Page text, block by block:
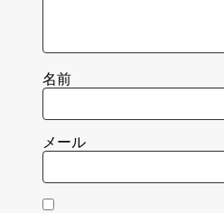
名前
メール